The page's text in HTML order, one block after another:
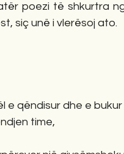
poezi të shkurtra
siç unë i vlerësoj ato.
e qëndisur dhe e bukur
time,